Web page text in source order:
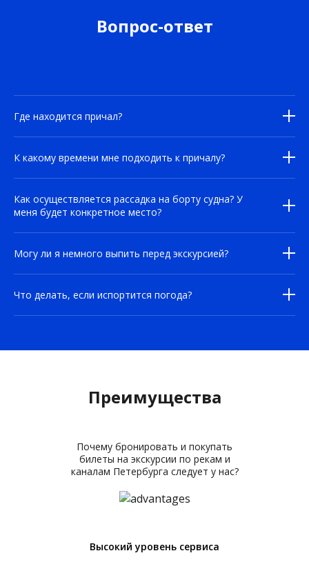
Вопрос-ответ
Где находится причал?
К какому времени мне подходить к причалу?
Как осуществляется рассадка на борту судна? У
меня будет конкретное место?
Могу ли я немного выпить перед экскурсией?
Что делать, если испортится погода?
Преимущества
Почему бронировать и покупать
билеты на экскурсии по рекам и
каналам Петербурга следует у нас?
Высокий уровень сервиса